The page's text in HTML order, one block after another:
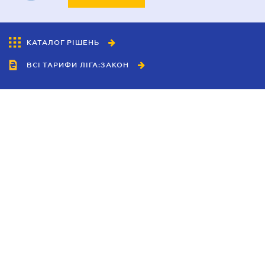
КАТАЛОГ РІШЕНЬ
ВСІ ТАРИФИ ЛІГА:ЗАКОН